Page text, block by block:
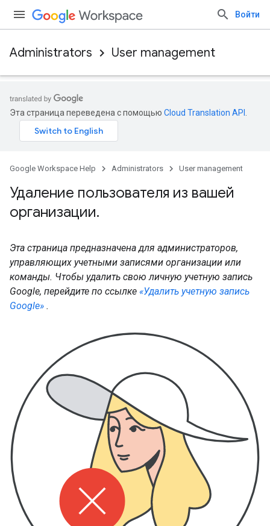
Войти
Administrators User management
Эта страница переведена с помощью Cloud Translation API
Google Workspace Help Administrators User management
Удаление пользователя из вашей
организации.
Эта страница предназначена для администраторов,
управляющих учетными записями организации или
команды. Чтобы удалить свою личную учетную запись
Google, перейдите по ссылке «Удалить учетную запись
Google» .